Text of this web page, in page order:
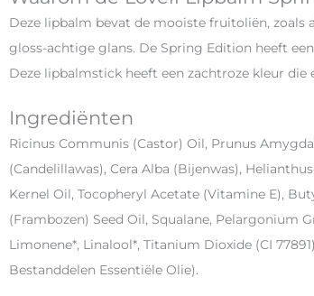
Deze lipbalm bevat de mooiste fruitoliën,
gloss-achtige glans. De Spring Edition heeft
Deze lipbalmstick heeft een zachtroze kleur
Ingrediënten
Ricinus Communis (Castor) Oil, Prunus
(Candelillawas), Cera Alba (Bijenwas),
Kernel Oil, Tocopheryl Acetate (Vitamine E),
(Frambozen) Seed Oil, Squalane, Pelargonium
Limonene*, Linalool*, Titanium Dioxide (CI
Bestanddelen Essentiële Olie).